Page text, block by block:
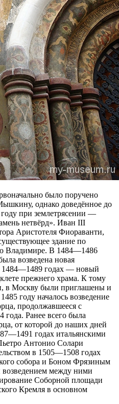
было поручено
однако доведённое до
при землетрясении —
нетвёрд». Иван III
Аристотеля Фиораванти,
здание по
Владимире. В 1484—1486
возведена новая
1484—1489 годах — новый
прежнего храма. К тому
в Москву были приглашены и
году началось возведение
продолжавшееся с
Ранее всего была
от которой до наших дней
годах итальянскими
Антонио Солари
в 1505—1508 годах
собора и Боном Фрязиным
возведением между ними
Соборной площади
Кремля в основном